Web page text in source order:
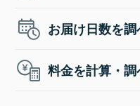
お届け日数を調
料金を計算・調